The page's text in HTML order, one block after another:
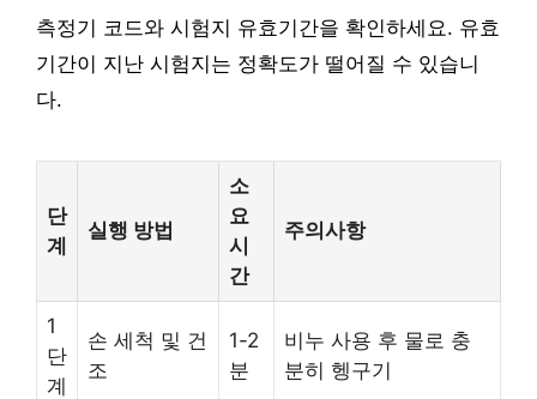
측정기 코드와 시험지 유효기간을 확인하세요. 유효
기간이 지난 시험지는 정확도가 떨어질 수 있습니
다.
단
계
실행 방법
소
요
시
간
주의사항
1
단
계
손 세척 및 건
조
1-2
분
비누 사용 후 물로 충
분히 헹구기